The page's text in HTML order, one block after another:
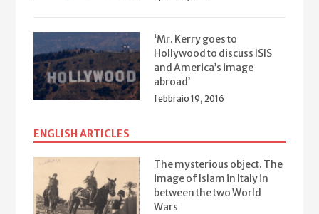
‘Mr. Kerry goes to
Hollywood to discuss ISIS
and America’s image
abroad’
febbraio 19, 2016
ENGLISH ARTICLES
The mysterious object. The
image of Islam in Italy in
between the two World
Wars